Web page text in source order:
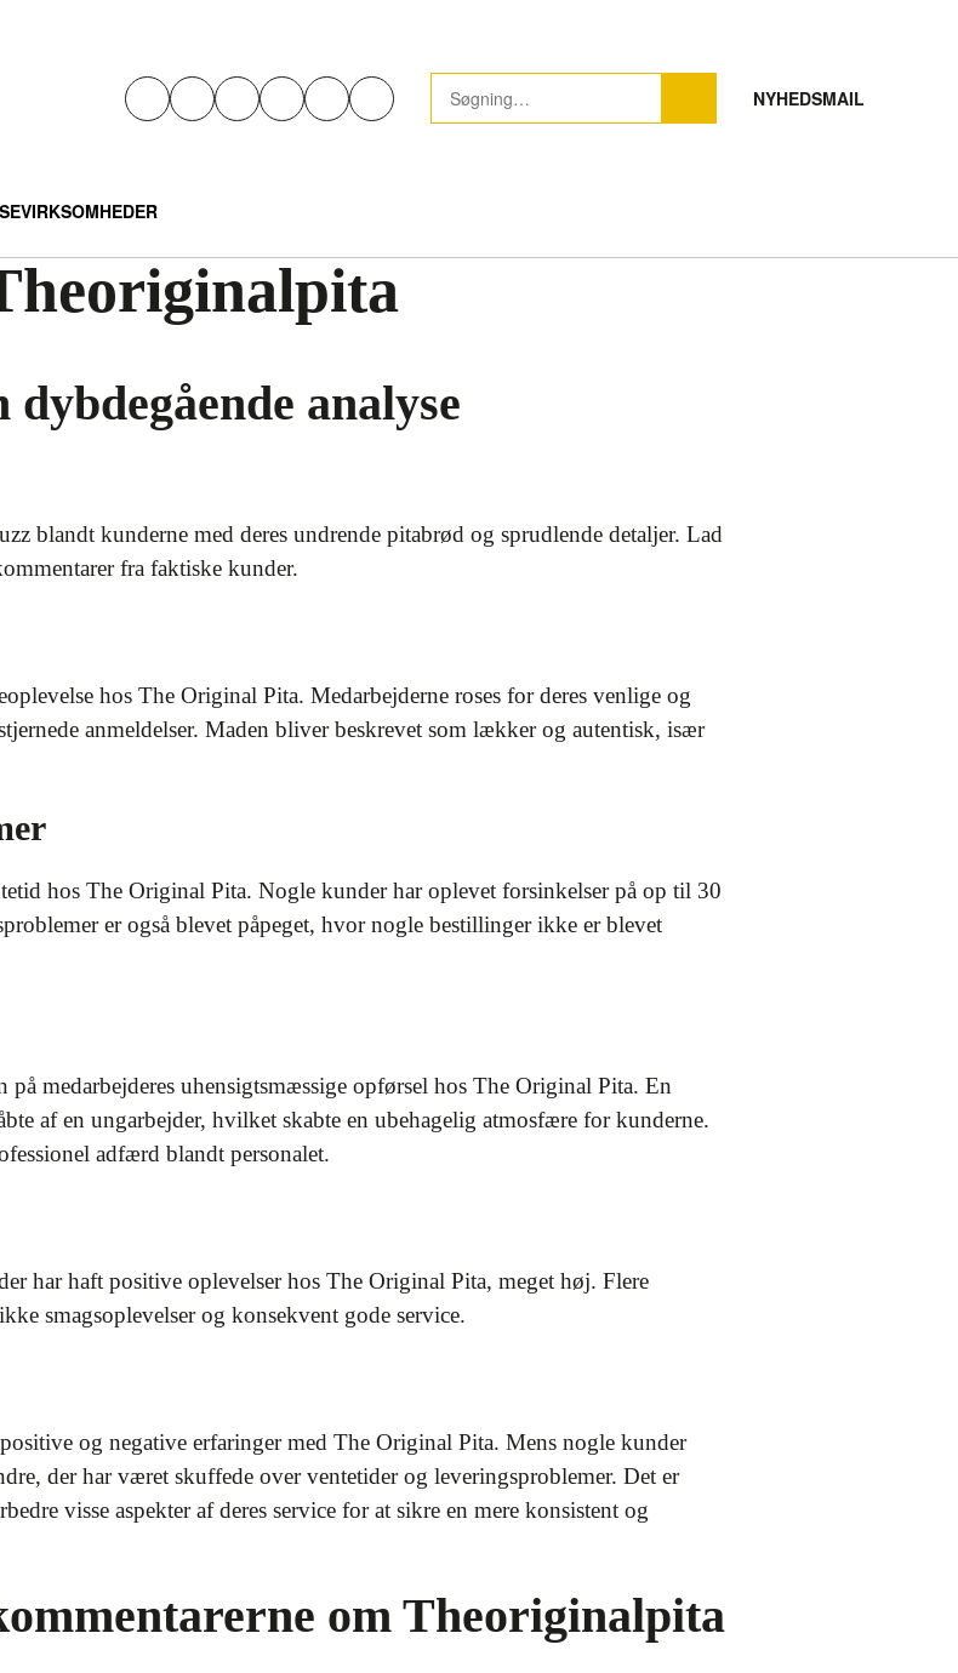
NYHEDSMAIL
VIRKSOMHEDER
analyse
blandt kunderne med deres undrende pitabrød og sprudlende detaljer. Lad
fra faktiske kunder.
hos The Original Pita. Medarbejderne roses for deres venlige og
anmeldelser. Maden bliver beskrevet som lækker og autentisk, især
hos The Original Pita. Nogle kunder har oplevet forsinkelser på op til 30
er også blevet påpeget, hvor nogle bestillinger ikke er blevet
medarbejderes uhensigtsmæssige opførsel hos The Original Pita. En
af en ungarbejder, hvilket skabte en ubehagelig atmosfære for kunderne.
adfærd blandt personalet.
har haft positive oplevelser hos The Original Pita, meget høj. Flere
smagsoplevelser og konsekvent gode service.
og negative erfaringer med The Original Pita. Mens nogle kunder
der har været skuffede over ventetider og leveringsproblemer. Det er
visse aspekter af deres service for at sikre en mere konsistent og
om Theoriginalpita